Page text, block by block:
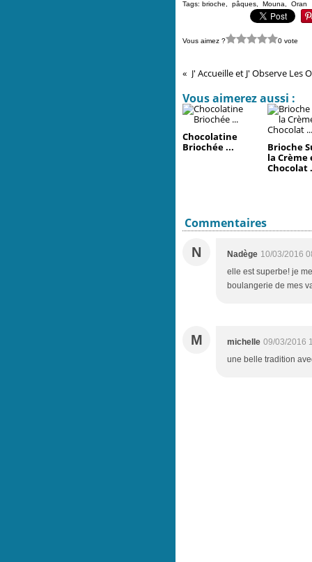
Tags: brioche pâques Mouna Oran
Vous aimez ? 0 vote
Vous aimerez aussi :
Chocolatine
Briochée ...
Brioche
la Crème
Chocolat
Commentaires
N
Nadège 10/03/2016
elle est superbe! je
boulangerie de mes
M michelle 09/03/2016
une belle tradition